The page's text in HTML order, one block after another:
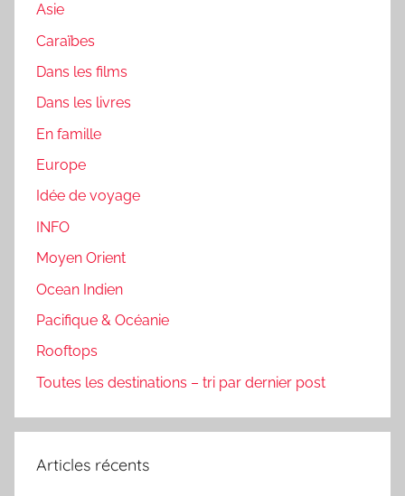
Asie
Caraïbes
Dans les films
Dans les livres
En famille
Europe
Idée de voyage
INFO
Moyen Orient
Ocean Indien
Pacifique & Océanie
Rooftops
Toutes les destinations – tri par dernier post
Articles récents